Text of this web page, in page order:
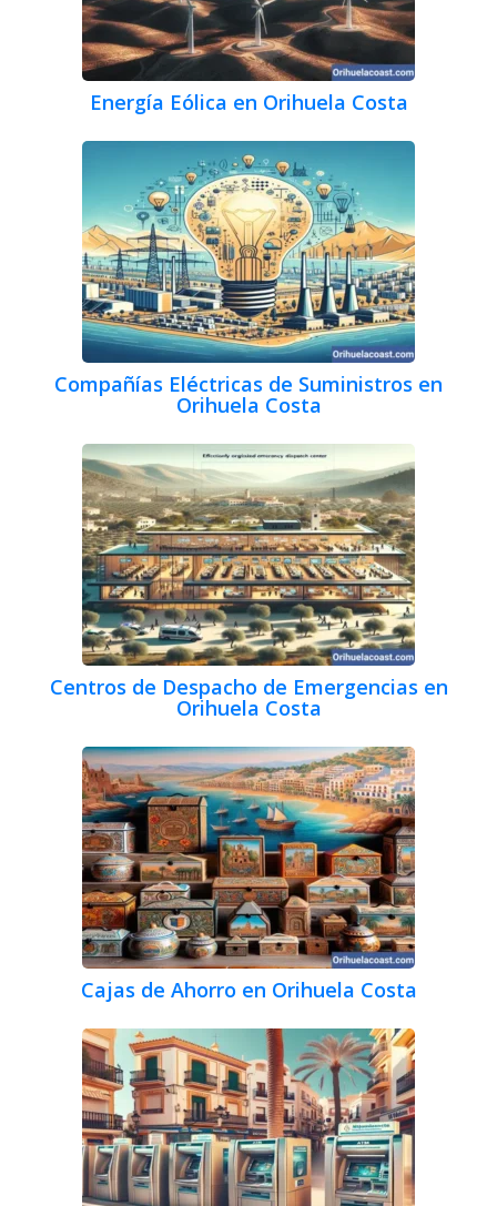
Energía Eólica en Orihuela Costa
Compañías Eléctricas de Suministros en
Orihuela Costa
Centros de Despacho de Emergencias en
Orihuela Costa
Cajas de Ahorro en Orihuela Costa